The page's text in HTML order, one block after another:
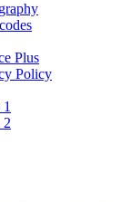
Plus
Policy
2